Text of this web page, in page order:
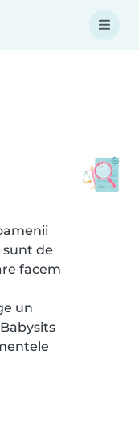
sunt de
facem
un